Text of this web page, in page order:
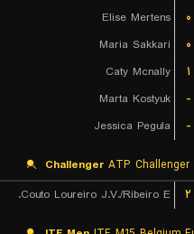
Elise Mertens
۰
Maria Sakkari
۰
Caty Mcnally
۱
Marta Kostyuk
-
Jessica Pegula
-
Challenger ATP
Couto Loureiro J.V./Ribeiro E.
۲